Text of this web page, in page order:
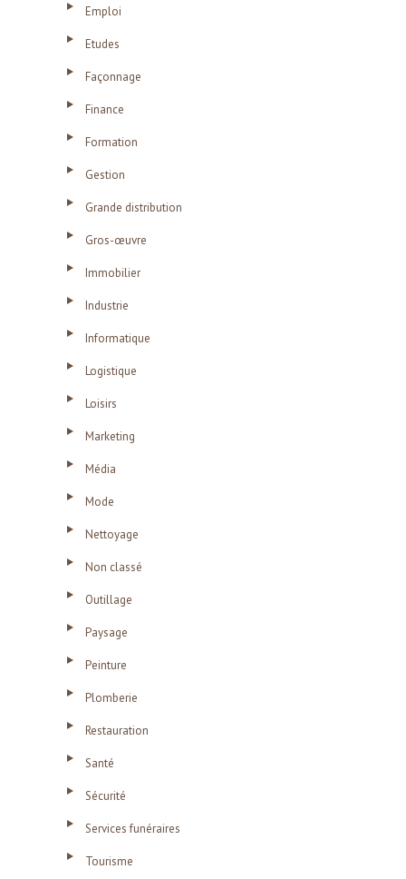
Emploi
Etudes
Façonnage
Finance
Formation
Gestion
Grande distribution
Gros-œuvre
Immobilier
Industrie
Informatique
Logistique
Loisirs
Marketing
Média
Mode
Nettoyage
Non classé
Outillage
Paysage
Peinture
Plomberie
Restauration
Santé
Sécurité
Services funéraires
Tourisme